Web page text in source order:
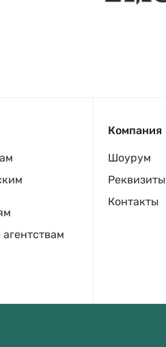
Компания
Шоурум
Реквизиты
Контакты